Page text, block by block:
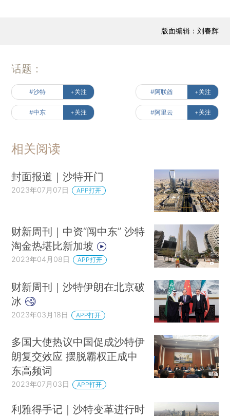
版面编辑：刘春辉
话题：
#沙特 +关注 #阿联酋 +关注
#中东 +关注 #阿里云 +关注
相关阅读
封面报道｜沙特开门
2023年07月07日 APP打开
财新周刊｜中资“闯中东” 沙特
淘金热堪比新加坡
2023年04月08日 APP打开
财新周刊｜沙特伊朗在北京破
冰
2023年03月18日 APP打开
多国大使热议中国促成沙特伊
朗复交效应 摆脱霸权正成中
东高频词
2023年07月03日 APP打开
利雅得手记｜沙特变革进行时